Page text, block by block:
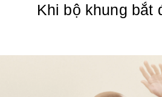
Khi bộ khung bắt